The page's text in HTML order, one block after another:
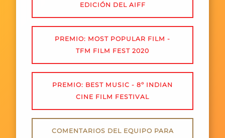
EDICIÓN DEL AIFF
PREMIO: MOST POPULAR FILM -
TFM FILM FEST 2020
PREMIO: BEST MUSIC - 8º INDIAN
CINE FILM FESTIVAL
COMENTARIOS DEL EQUIPO PARA